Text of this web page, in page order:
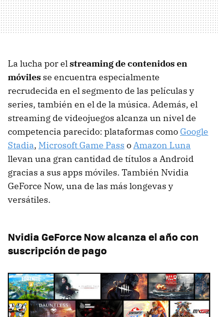
La lucha por elstreaming de contenidos en
móviles se encuentra especialmente
recrudecida en el segmento de las películas y
series, también en el de la música. Además, el
streaming de videojuegos alcanza un nivel de
competencia parecido: plataformas como Google
Stadia, Microsoft Game Pass oAmazon Luna
llevan una gran cantidad de títulos a Android
gracias a sus apps móviles. También Nvidia
GeForce Now, una de las más longevas y
versátiles.
Nvidia GeForce Now alcanza el año con
suscripción de pago